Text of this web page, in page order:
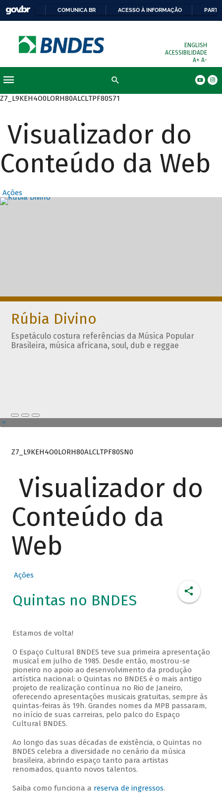
COMUNICA BR ACESSO À INFORMAÇÃO
ENGLISH
ACESSIBILIDADE
A+ A-
Z7_L9KEH4O0LORH80ALCLTPF80S71
Visualizador do
Conteúdo da Web
Ações
Destaques
Rúbia Divino
Espetáculo costura referências da Música Popular
Brasileira, música africana, soul, dub e reggae
Z7_L9KEH4O0LORH80ALCLTPF80SN0
Visualizador do
Conteúdo da
Web
Ações
Quintas no BNDES
Estamos de volta!
O Espaço Cultural BNDES teve sua primeira apresentação
musical em julho de 1985. Desde então, mostrou-se
pioneiro no apoio ao desenvolvimento da produção
artística nacional: o Quintas no BNDES é o mais antigo
projeto de realização contínua no Rio de Janeiro,
oferecendo apresentações musicais gratuitas, sempre às
quintas-feiras às 19h. Grandes nomes da MPB passaram,
no início de suas carreiras, pelo palco do Espaço
Cultural BNDES.
Ao longo das suas décadas de existência, o Quintas no
BNDES celebra a diversidade no cenário da música
brasileira, abrindo espaço tanto para artistas
renomados, quanto novos talentos.
Saiba como funciona a reserva de ingressos.